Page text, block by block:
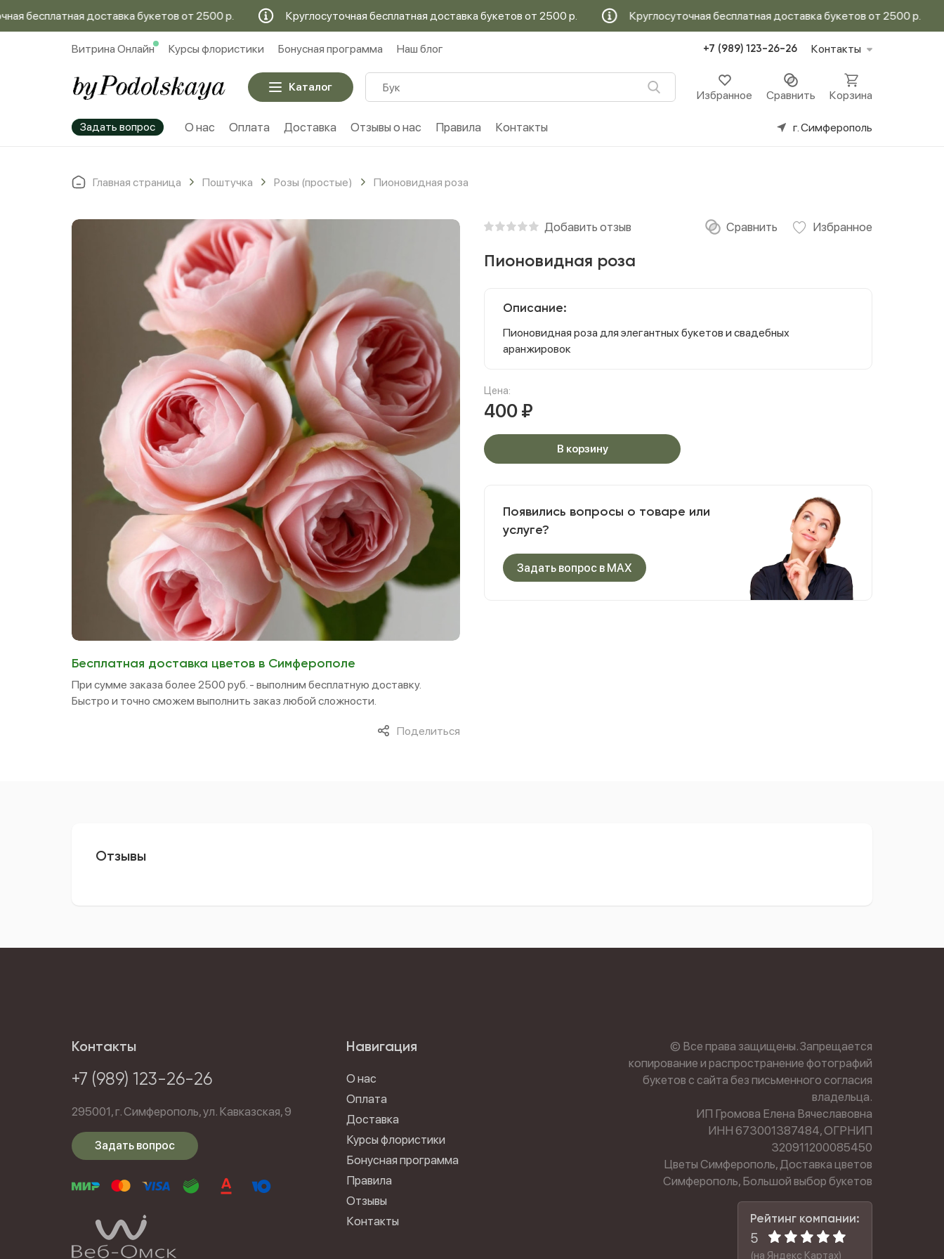
доставка букетов от 2500 р. Круглосуточная бесплатная доставка букетов от 2500 р. Круглосуточная бесплатная доставка букетов от 2500 р.
Витрина Онлайн Курсы флористики Бонусная программа Наш блог +7 (989) 123-26-26 Контакты
Каталог
Избранное Сравнить Корзина
Задать вопрос О нас Оплата Доставка Отзывы о нас Правила Контакты г. Симферополь
Главная страница Поштучка Розы (простые) Пионовидная роза
Бесплатная доставка цветов в Симферополе
При сумме заказа более 2500 руб. - выполним бесплатную доставку.
Быстро и точно сможем выполнить заказ любой сложности.
Поделиться
Добавить отзыв
Пионовидная роза
Описание:
Пионовидная роза для элегантных букетов и свадебных
аранжировок
Цена:
400₽
В корзину
Появились вопросы о товаре или
услуге?
Задать вопрос в MAX
Отзывы
Контакты
+7 (989) 123-26-26
295001,г. Симферополь,ул. Кавказская, 9
Задать вопрос
Навигация
О нас
Оплата
Доставка
Курсы флористики
Бонусная программа
Правила
Отзывы
Контакты
© Все права защищены. Запрещается
копирование и распространение фотографий
букетов с сайта без письменного согласия
владельца.
ИП Громова Елена Вячеславовна
ИНН 673001387484, ОГРНИП
320911200085450
Цветы Симферополь, Доставка цветов
Симферополь, Большой выбор букетов
Рейтинг компании:
5
(на Яндекс Картах)